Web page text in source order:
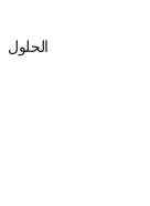
الحلول